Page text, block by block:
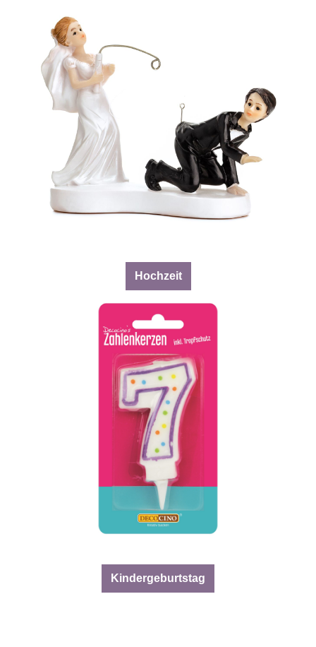
Hochzeit
Kindergeburtstag